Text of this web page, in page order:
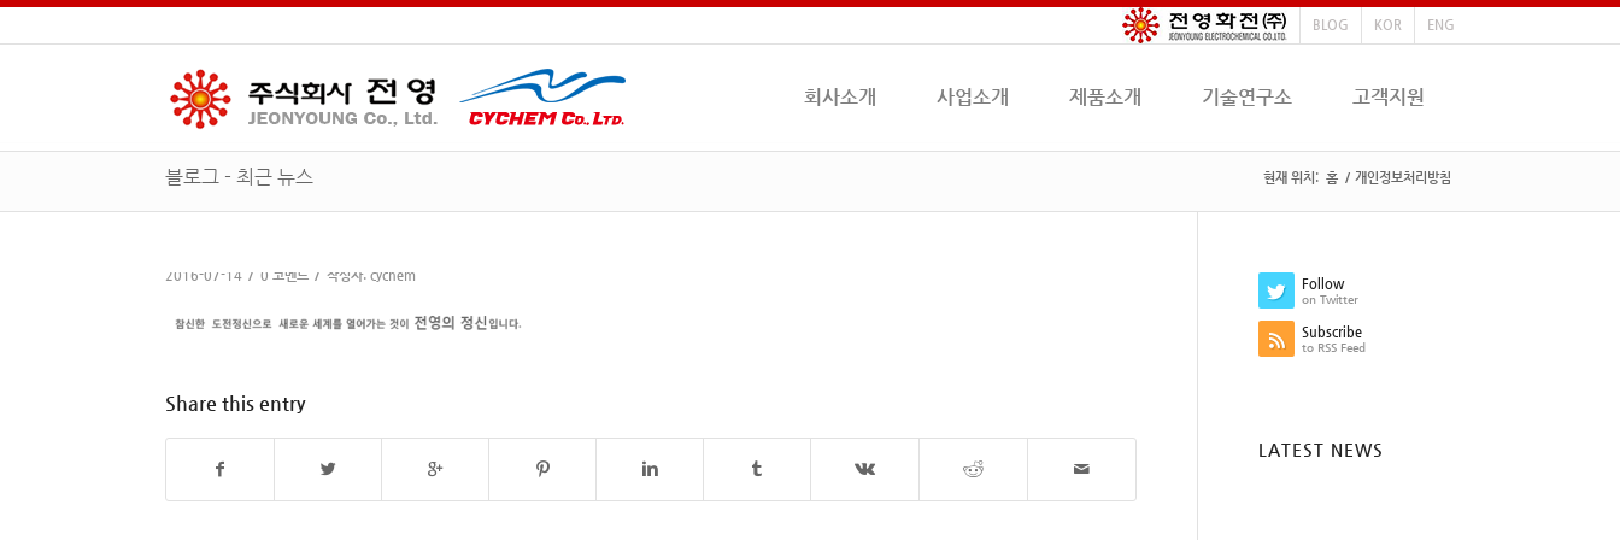
BLOG KOR ENG
회사소개 사업소개 제품소개 기술연구소 고객지원
블로그 - 최근 뉴스 현재 위치: 홈 / 개인정보처리방침
2016-07-14 / 0 코멘트 / 작성자: cychem
Share this entry
Follow
on Twitter
Subscribe
to RSS Feed
LATEST NEWS